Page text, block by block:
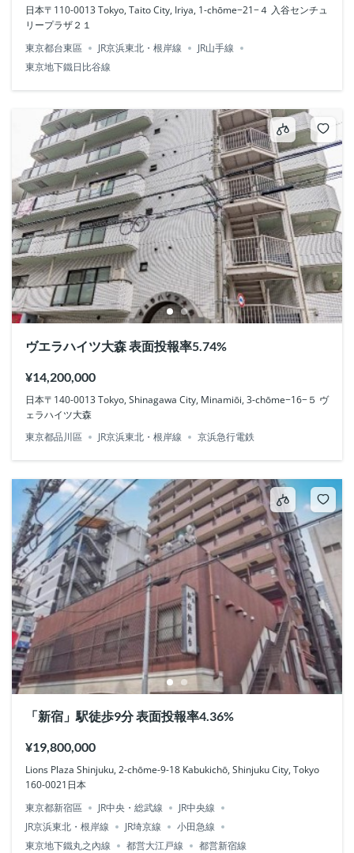
日本〒110-0013 Tokyo, Taito City, Iriya, 1-chōme−21−４ 入谷センチュ
リープラザ２１
東京都台東區
JR京浜東北・根岸線
JR山手線
東京地下鐵日比谷線
ヴエラハイツ大森 表面投報率5.74%
¥14,200,000
日本〒140-0013 Tokyo, Shinagawa City, Minamiōi, 3-chōme−16−５ ヴ
ェラハイツ大森
東京都品川區
JR京浜東北・根岸線 京浜急行電鉄
「新宿」駅徒歩9分 表面投報率4.36%
¥19,800,000
Lions Plaza Shinjuku, 2-chōme-9-18 Kabukichō, Shinjuku City, Tokyo
160-0021日本
東京都新宿區
JR中央・総武線
JR中央線
JR京浜東北・根岸線
JR埼京線
小田急線
東京地下鐵丸之內線
都営大江戸線 都営新宿線